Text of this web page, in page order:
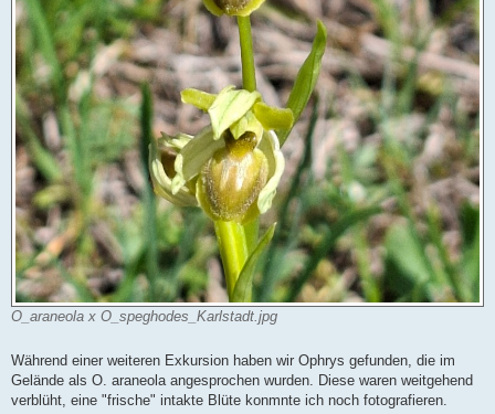
O_araneola x O_speghodes_Karlstadt.jpg
Während einer weiteren Exkursion haben wir Ophrys gefunden, die im
Gelände als O. araneola angesprochen wurden. Diese waren weitgehend
verblüht, eine "frische" intakte Blüte konmnte ich noch fotografieren.